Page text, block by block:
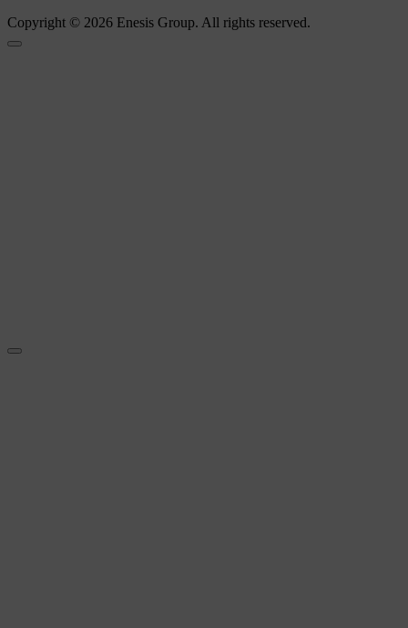
Copyright © 2026 Enesis Group. All rights reserved.